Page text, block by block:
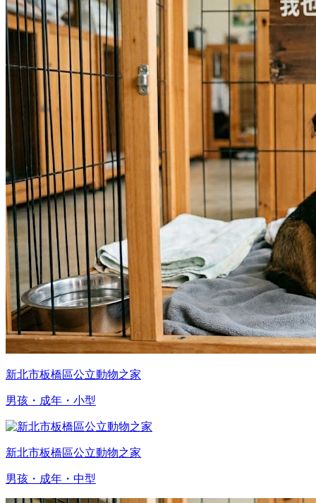
新北市板橋區公立動物之家
男孩・成年・小型
新北市板橋區公立動物之家
男孩・成年・中型